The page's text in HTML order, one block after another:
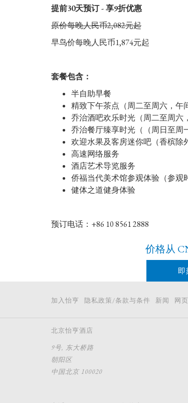
提前30天预订 - 享9折优惠
原价每晚人民币2,082元起
早鸟价每晚人民币1,874元起
套餐包含：
半自助早餐
精致下午茶点（周二至周六，午
乔治酒吧欢乐时光（周二至周六
乔治餐厅臻享时光（（周日至周
欢迎水果及客房迷你吧（香槟除
高速网络服务
酒店艺术导览服务
侨福当代美术馆参观体验（参观时
健体之道健身体验
预订电话：+86 10 8561 2888
价格从
即
加入怡亨 隐私政策/条款与条件 新闻 网
北京怡亨酒店
9号, 东大桥路
朝阳区
中国北京 100020